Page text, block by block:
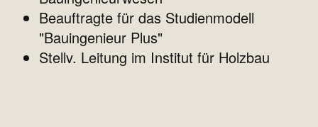
Beauftragte für das Studienmodell
"Bauingenieur Plus"
Stellv. Leitung im Institut für Holzbau